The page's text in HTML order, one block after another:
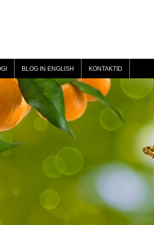
BLOG IN ENGLISH KONTAKTID